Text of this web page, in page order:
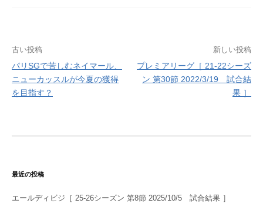
投
稿
ナ
シ
ョ
古い投稿
パリSGで苦しむネイマール、
ニューカッスルが今夏の獲得
を目指す？
新しい投稿
プレミアリーグ［ 21-22シーズ
ン 第30節 2022/3/19 試合結
果 ］
最近の投稿
エールディビジ［ 25-26シーズン 第8節 2025/10/5 試合結果 ］